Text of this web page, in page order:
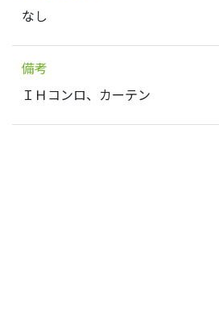
なし
備考
ＩＨコンロ、カーテン